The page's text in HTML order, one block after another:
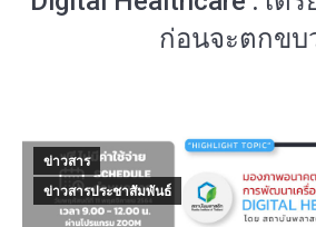
ก่อนจะตกขบ
ข่าวสาร
ข่าวสารประชาสัมพันธ์